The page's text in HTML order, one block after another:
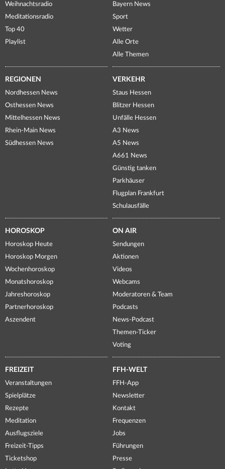
Weihnachtsradio
Meditationsradio
Top 40
Playlist
Bayern News
Sport
Wetter
Alle Orte
Alle Themen
REGIONEN
Nordhessen News
Osthessen News
Mittelhessen News
Rhein-Main News
Südhessen News
VERKEHR
Staus Hessen
Blitzer Hessen
Unfälle Hessen
A3 News
A5 News
A661 News
Günstig tanken
Parkhäuser
Flugplan Frankfurt
Schulausfälle
HOROSKOP
Horoskop Heute
Horoskop Morgen
Wochenhoroskop
Monatshoroskop
Jahreshoroskop
Partnerhoroskop
Aszendent
ON AIR
Sendungen
Aktionen
Videos
Webcams
Moderatoren & Team
Podcasts
News-Podcast
Themen-Ticker
Voting
FREIZEIT
Veranstaltungen
Spielplätze
Rezepte
Meditation
Ausflugsziele
Freizeit-Tipps
Ticketshop
FFH-WELT
FFH-App
Newsletter
Kontakt
Frequenzen
Jobs
Führungen
Presse